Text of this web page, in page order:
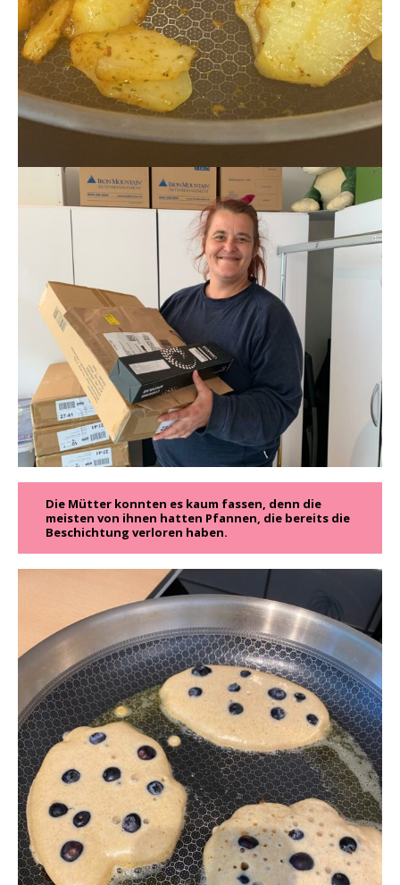
Die Mütter konnten es kaum fassen, denn die
meisten von ihnen hatten Pfannen, die bereits die
Beschichtung verloren haben.